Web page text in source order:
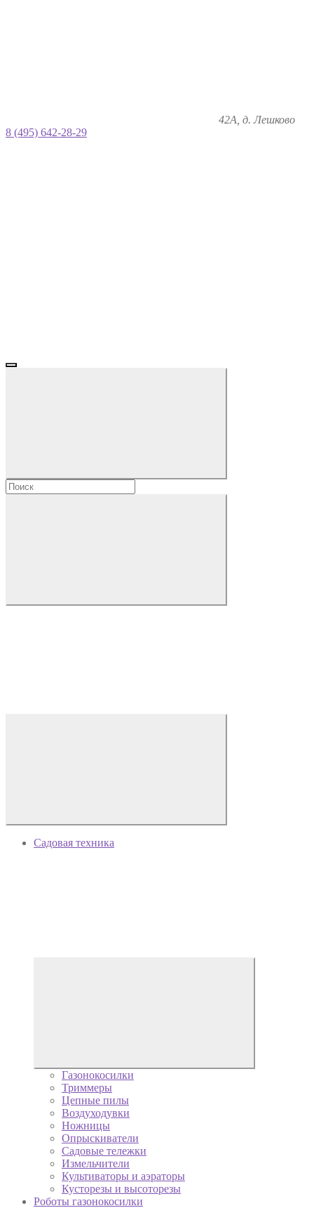
42А, д. Лешково
8 (495) 642-28-29
Садовая техника
Газонокосилки
Триммеры
Цепные пилы
Воздуходувки
Ножницы
Опрыскиватели
Садовые тележки
Измельчители
Культиваторы и аэраторы
Кусторезы и высоторезы
Роботы газонокосилки